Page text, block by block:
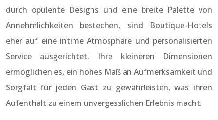
durch opulente Designs und eine breite Palette von
Annehmlichkeiten bestechen, sind Boutique-Hotels
eher auf eine intime Atmosphäre und personalisierten
Service ausgerichtet. Ihre kleineren Dimensionen
ermöglichen es, ein hohes Maß an Aufmerksamkeit und
Sorgfalt für jeden Gast zu gewährleisten, was ihren
Aufenthalt zu einem unvergesslichen Erlebnis macht.